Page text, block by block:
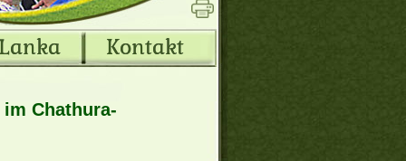
Kontakt
Chathura-